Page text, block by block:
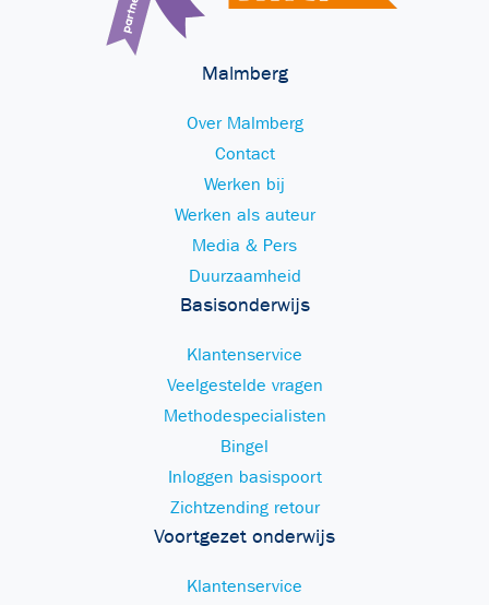
Malmberg
Over Malmberg
Contact
Werken bij
Werken als auteur
Media & Pers
Duurzaamheid
Basisonderwijs
Klantenservice
Veelgestelde vragen
Methodespecialisten
Bingel
Inloggen basispoort
Zichtzending retour
Voortgezet onderwijs
Klantenservice